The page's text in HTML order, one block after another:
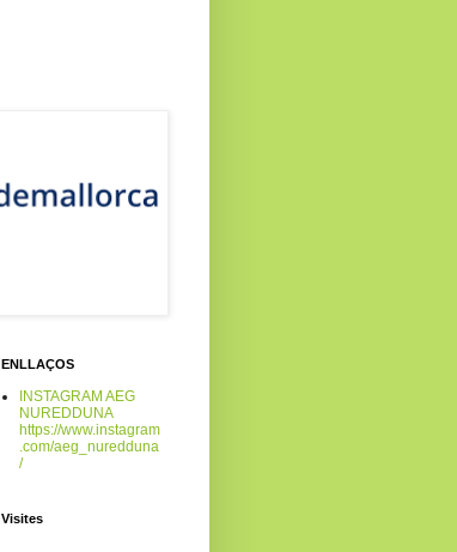
ENLLAÇOS
INSTAGRAM AEG
NUREDDUNA
https://www.instagram
.com/aeg_nuredduna
/
Visites